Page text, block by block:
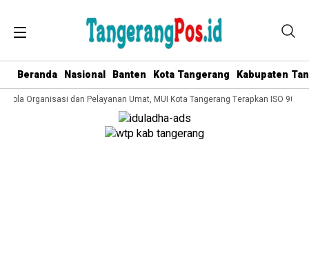
Beranda Nasional Banten Kota Tangerang Kabupaten
Organisasi dan Pelayanan Umat, MUI Kota Tangerang Terapkan ISO